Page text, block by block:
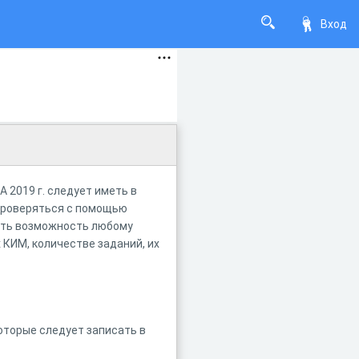
Вход
2019 г. следует иметь в
с помощью
возможность любому
количестве заданий, их
следует записать в